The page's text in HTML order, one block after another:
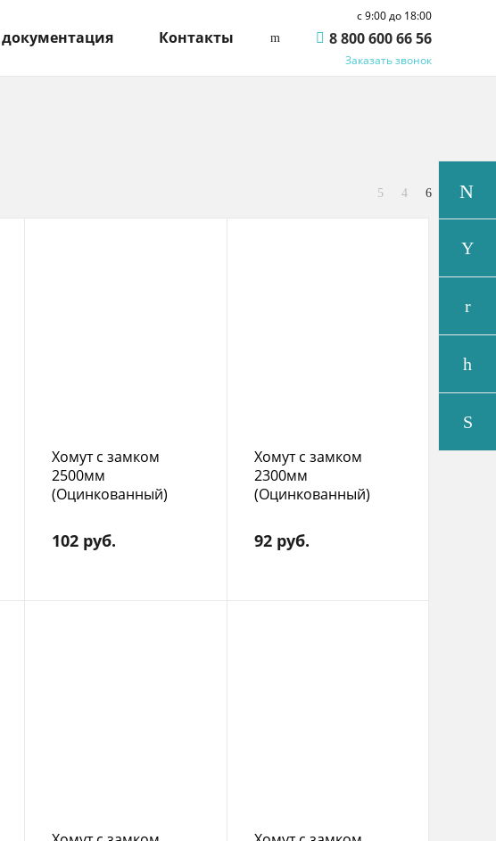
документация Контакты
c 9:00 до 18:00
8 800 600 66 56
Заказать звонок
Хомут с замком
2500мм
(Оцинкованный)
102 руб.
Хомут с замком
2300мм
(Оцинкованный)
92 руб.